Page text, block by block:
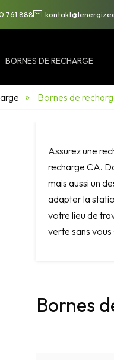
761 888
BORNES DE RECHARGE
» Bornes de
Assurez une
recharge CA.
mais aussi un
adapter la
votre lieu de
verte sans
Bornes